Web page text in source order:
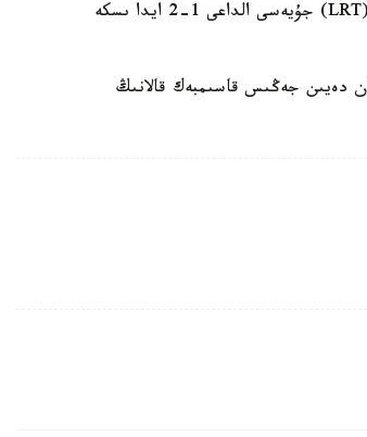
ءوز كەزەگىندە جەڭىس قاسىمبەك استاناداعى جەڭىل رەلستى كولىك (LRT) جۇيەسى الداعى 1-2 ايدا ىسكە
ادامنان استى. بۇعان دەيىن جەڭىس قاسىمبەك قالانىڭ